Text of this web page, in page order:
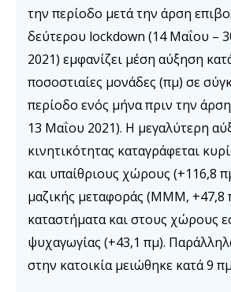
την περίοδο μετά την άρση
δεύτερου lockdown (14 Μαΐου –
2021) εμφανίζει μέση αύξηση
ποσοστιαίες μονάδες (πμ) σε
περίοδο ενός μήνα πριν την
13 Μαΐου 2021). Η μεγαλύτερη
κινητικότητας καταγράφεται
και υπαίθριους χώρους (+116,8
μαζικής μεταφοράς (ΜΜΜ, +47,8
καταστήματα και στους χώρους
ψυχαγωγίας (+43,1 πμ).
στην κατοικία μειώθηκε κατά 9